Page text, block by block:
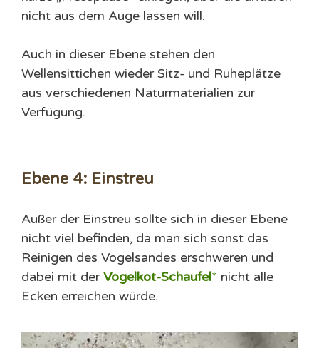
nicht aus dem Auge lassen will.
Auch in dieser Ebene stehen den
Wellensittichen wieder Sitz- und Ruheplätze
aus verschiedenen Naturmaterialien zur
Verfügung.
Ebene 4: Einstreu
Außer der Einstreu sollte sich in dieser Ebene
nicht viel befinden, da man sich sonst das
Reinigen des Vogelsandes erschweren und
dabei mit derVogelkot-Schaufel
nicht alle
Ecken erreichen würde.